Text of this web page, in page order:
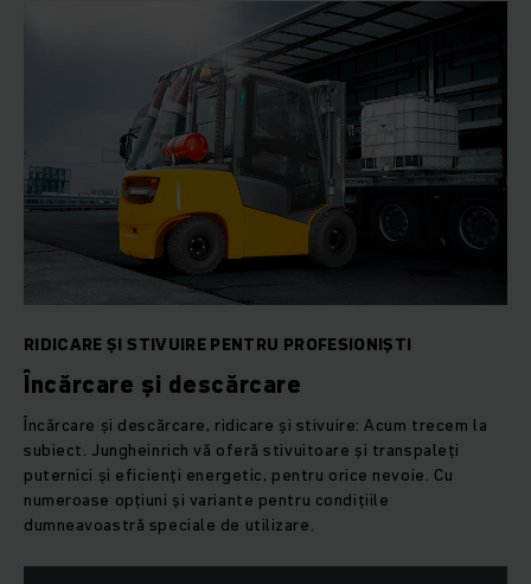
automatizarea parțială sau completă, pe care noi, în calitate
de furnizori de sisteme pentru logistica inhouse inteligentă,
o stăpânim ca nimeni alții.
RIDICARE ȘI STIVUIRE PENTRU PROFESIONIȘTI
Încărcare și descărcare
Încărcare și descărcare, ridicare și stivuire: Acum trecem la
subiect. Jungheinrich vă oferă stivuitoare și transpaleți
puternici și eficienți energetic, pentru orice nevoie. Cu
numeroase opțiuni și variante pentru condițiile
dumneavoastră speciale de utilizare.